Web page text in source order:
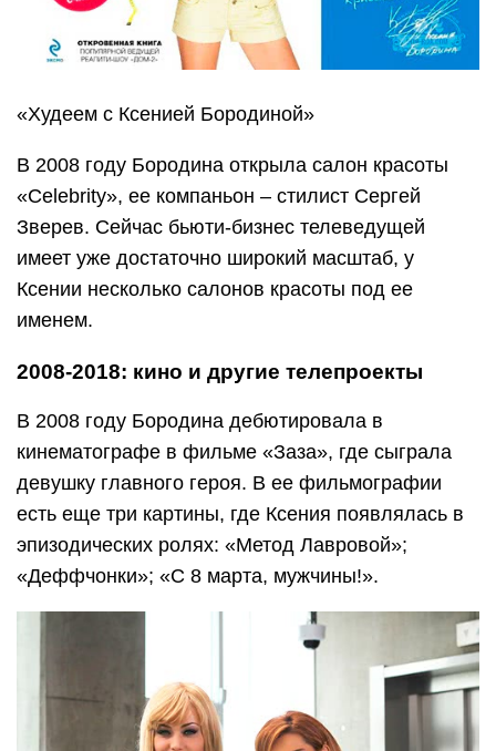
«Худеем с Ксенией Бородиной»
В 2008 году Бородина открыла салон красоты
«Celebrity», ее компаньон – стилист Сергей
Зверев. Сейчас бьюти-бизнес телеведущей
имеет уже достаточно широкий масштаб, у
Ксении несколько салонов красоты под ее
именем.
2008-2018: кино и другие телепроекты
В 2008 году Бородина дебютировала в
кинематографе в фильме «Заза», где сыграла
девушку главного героя. В ее фильмографии
есть еще три картины, где Ксения появлялась в
эпизодических ролях: «Метод Лавровой»;
«Деффчонки»; «С 8 марта, мужчины!».